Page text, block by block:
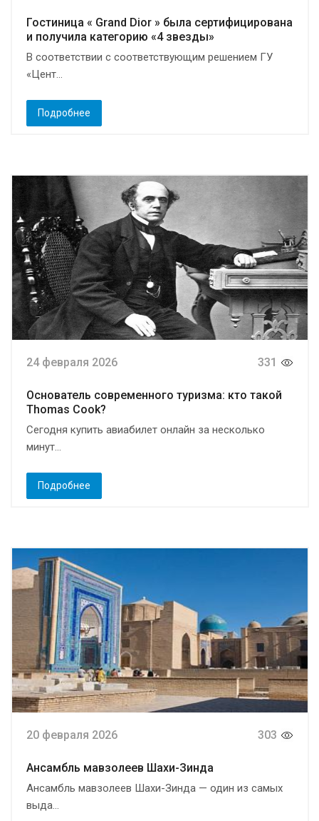
Гостиница « Grand Dior » была сертифицирована
и получила категорию «4 звезды»
В соответствии с соответствующим решением ГУ
«Цент...
Подробнее
24 февраля 2026 331
Основатель современного туризма: кто такой
Thomas Cook?
Сегодня купить авиабилет онлайн за несколько
минут...
Подробнее
20 февраля 2026 303
Ансамбль мавзолеев Шахи-Зинда
Ансамбль мавзолеев Шахи-Зинда — один из самых
выда...